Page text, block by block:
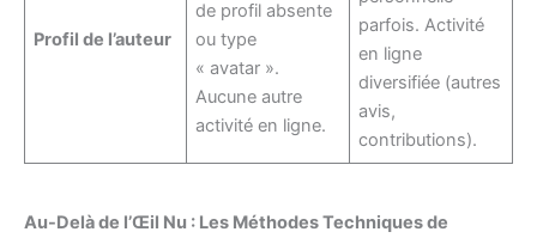
Profil de l’auteur
de profil absente
ou type
« avatar ».
Aucune autre
activité en ligne.
parfois. Activité
en ligne
diversifiée (autres
avis,
contributions).
Au-Delà de l’Œil Nu : Les Méthodes Techniques de